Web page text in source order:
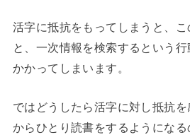
活字に抵抗をもってしまうと、こ
と、一次情報を検索するという
かかってしまいます。
ではどうしたら活字に対し抵抗
からひとり読書をするようになる